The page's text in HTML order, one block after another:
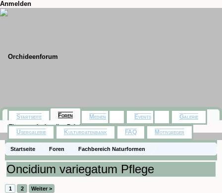
Anmelden
Startseite Foren
Fachbereich Naturformen
Subtribus Oncidiinae
Oncidium variegatum Pflege
1 2 Weiter >
Startseite Foren
Themen mit aktuellen Beiträgen
Medien Events Galerie
Usergalerie Kulturdatenbank FAQ Motivjaeger